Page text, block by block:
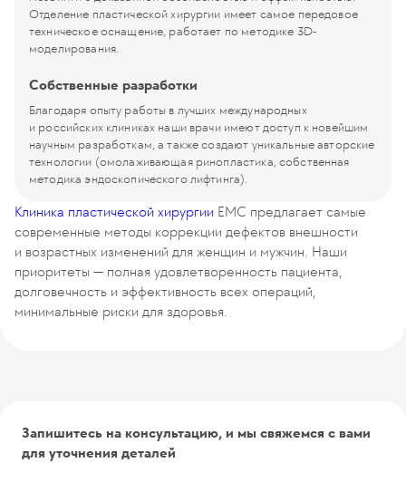
Отделение пластической хирургии имеет самое передовое
техническое оснащение, работает по методике 3D-
моделирования.
Собственные разработки
Благодаря опыту работы в лучших международных
и российских клиниках наши врачи имеют доступ к новейшим
научным разработкам, а также создают уникальные авторские
технологии (омолаживающая ринопластика, собственная
методика эндоскопического лифтинга).
Клиника пластической хирургии EMC предлагает самые
современные методы коррекции дефектов внешности
и возрастных изменений для женщин и мужчин. Наши
приоритеты — полная удовлетворенность пациента,
долговечность и эффективность всех операций,
минимальные риски для здоровья.
Запишитесь на консультацию, и мы свяжемся с вами
для уточнения деталей